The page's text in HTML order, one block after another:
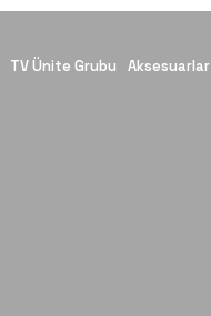
TV Ünite Grubu Aksesuarlar